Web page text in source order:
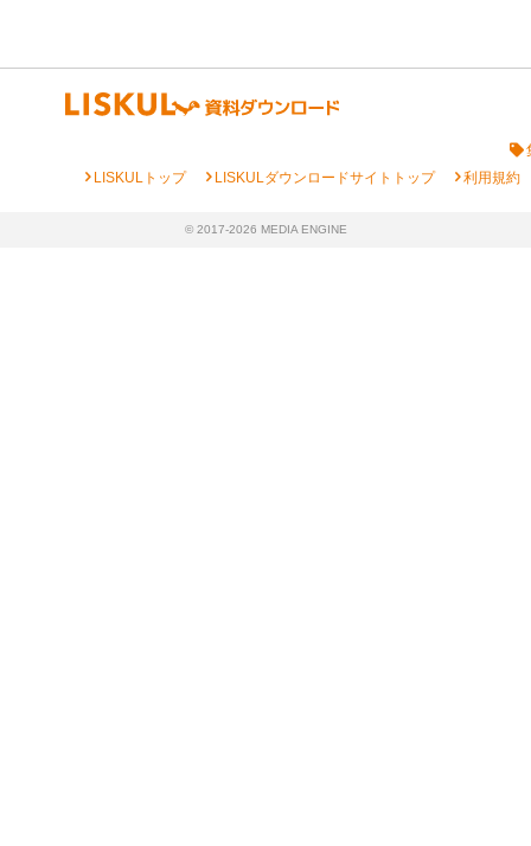
chevron_rightLISKULトップ chevron_rightLISKULダウンロードサイトトップ chevron_right利用規約
© 2017-2026 MEDIA ENGINE